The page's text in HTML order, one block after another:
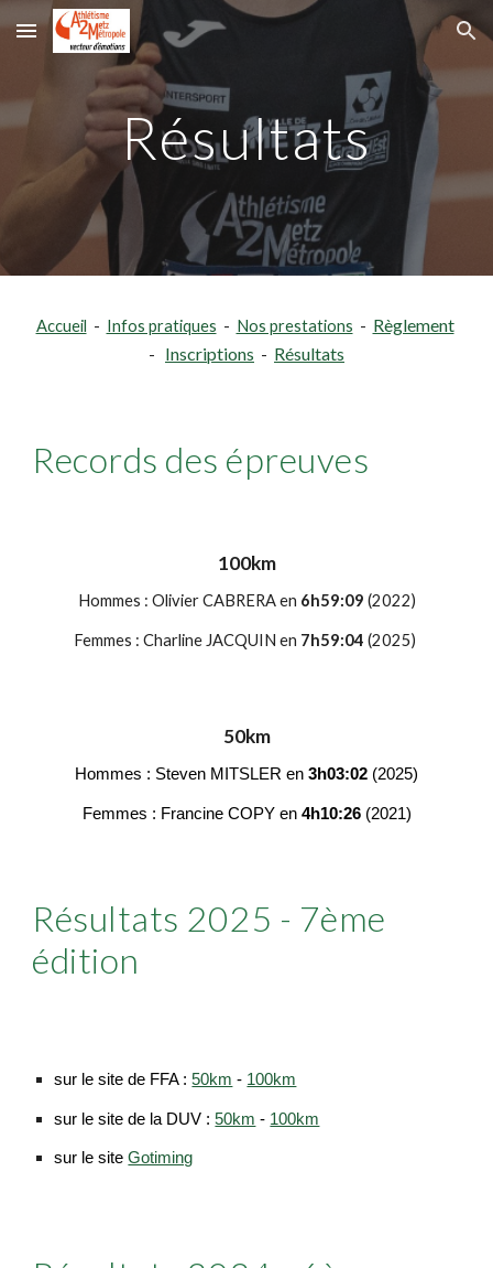
Skip to main content Skip to navigation
Résultats
Accueil - Infos pratiques - Nos prestations - Règlement
- Inscriptions - Résultats
Records des épreuves
100km
Hommes : Olivier CABRERA en 6h59:09 (2022)
Femmes : Charline JACQUIN en 7h59:04 (2025)
50km
Hommes : Steven MITSLER en 3h03:02 (2025)
Femmes : Francine COPY en 4h10:26(2021)
Résultats 2025 - 7ème
édition
sur le site de FFA :50km - 100km
sur le site de la DUV :50km - 100km
sur le siteGotiming